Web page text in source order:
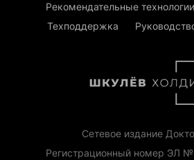
Рекомендательные технологии
Техподдержка
Сетевое издание
Регистрационный номер ЭЛ